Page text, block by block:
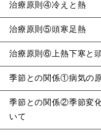
治療原則④冷えと熱
治療原則⑤頭寒足熱
治療原則⑥上熱下寒と
季節との関係①病気の
季節との関係②季節変
いて